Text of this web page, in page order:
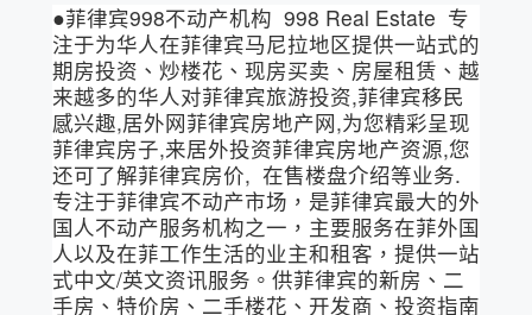
●菲律宾998不动产机构 998 Real Estate 专
注于为华人在菲律宾马尼拉地区提供一站式的
期房投资、炒楼花、现房买卖、房屋租赁、越
来越多的华人对菲律宾旅游投资,菲律宾移民
感兴趣,居外网菲律宾房地产网,为您精彩呈现
菲律宾房子,来居外投资菲律宾房地产资源,您
还可了解菲律宾房价, 在售楼盘介绍等业务.
专注于菲律宾不动产市场，是菲律宾最大的外
国人不动产服务机构之一，主要服务在菲外国
人以及在菲工作生活的业主和租客，提供一站
式中文/英文资讯服务。供菲律宾的新房、二
手房、特价房、二手楼花、开发商、投资指南